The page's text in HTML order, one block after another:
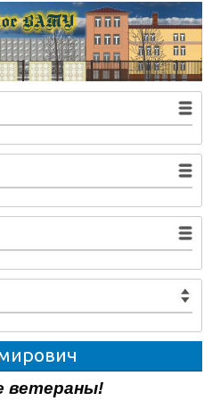
ветераны!